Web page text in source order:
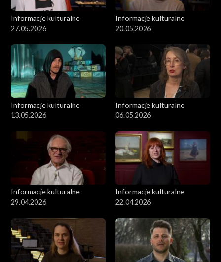
Informacje kulturalne
27.05.2026
Informacje kulturalne
20.05.2026
Informacje kulturalne
13.05.2026
Informacje kulturalne
06.05.2026
Informacje kulturalne
29.04.2026
Informacje kulturalne
22.04.2026